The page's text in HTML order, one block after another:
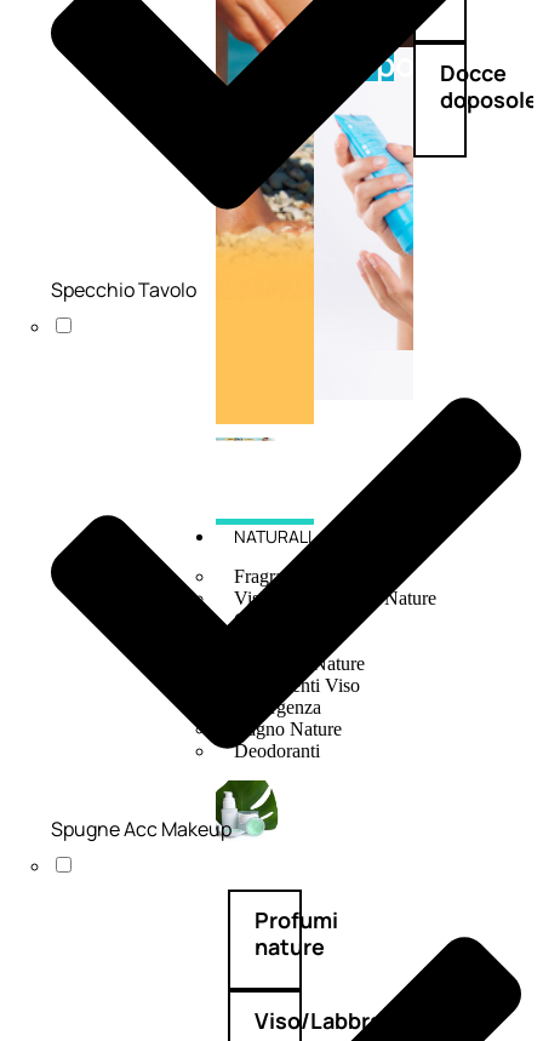
Doposole
Docce
doposole
NATURALI
Fragranze Nature
Viso/Labbra/Occhi Nature
Corpo
Maschera Nature
Trattamenti Viso
Detergenza
Bagno Nature
Deodoranti
Profumi
nature
Viso/Labbra/Occhi
Specchio Tavolo
Spugne Acc Makeup